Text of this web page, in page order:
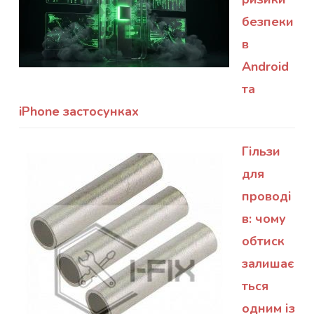
безпеки
в
Android
та
iPhone застосунках
Гільзи
для
проводі
в: чому
обтиск
залишає
ться
одним із